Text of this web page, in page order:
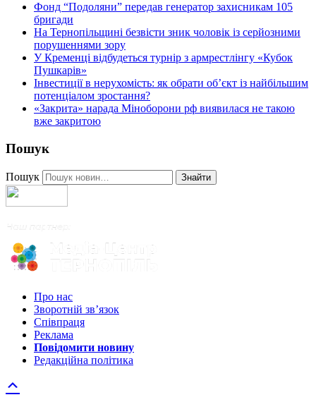
Фонд “Подоляни” передав генератор захисникам 105
бригади
На Тернопільщині безвісти зник чоловік із серйозними
порушеннями зору
У Кременці відбудеться турнір з армрестлінгу «Кубок
Пушкарів»
Інвестиції в нерухомість: як обрати об’єкт із найбільшим
потенціалом зростання?
«Закрита» нарада Міноборони рф виявилася не такою
вже закритою
Пошук
Пошук Знайти
Про нас
Зворотній зв’язок
Співпраця
Реклама
Повідомити новину
Редакційна політика